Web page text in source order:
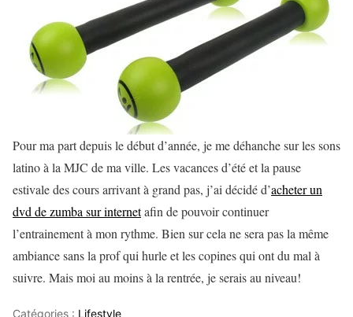
Pour ma part depuis le début d’année, je me déhanche sur les sons
latino à la MJC de ma ville. Les vacances d’été et la pause
estivale des cours arrivant à grand pas, j’ai décidé d’acheter un
dvd de zumba sur internetafin de pouvoir continuer
l’entrainement à mon rythme. Bien sur cela ne sera pas la même
ambiance sans la prof qui hurle et les copines qui ont du mal à
suivre. Mais moi au moins à la rentrée, je serais au niveau!
Catégories : Lifestyle